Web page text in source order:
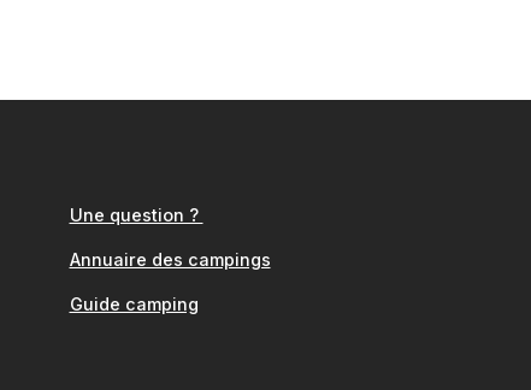
Une question ?
Annuaire des campings
Guide camping